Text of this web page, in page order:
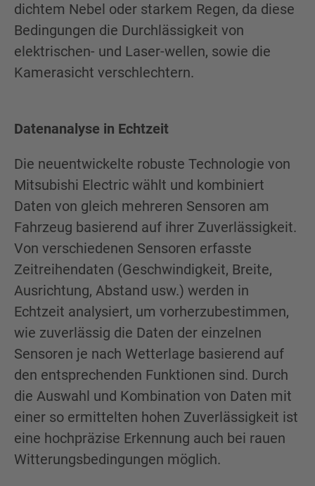
dichtem Nebel oder starkem Regen, da diese
Bedingungen die Durchlässigkeit von
elektrischen- und Laser-wellen, sowie die
Kamerasicht verschlechtern.
Datenanalyse in Echtzeit
Die neuentwickelte robuste Technologie von
Mitsubishi Electric wählt und kombiniert
Daten von gleich mehreren Sensoren am
Fahrzeug basierend auf ihrer Zuverlässigkeit.
Von verschiedenen Sensoren erfasste
Zeitreihendaten (Geschwindigkeit, Breite,
Ausrichtung, Abstand usw.) werden in
Echtzeit analysiert, um vorherzubestimmen,
wie zuverlässig die Daten der einzelnen
Sensoren je nach Wetterlage basierend auf
den entsprechenden Funktionen sind. Durch
die Auswahl und Kombination von Daten mit
einer so ermittelten hohen Zuverlässigkeit ist
eine hochpräzise Erkennung auch bei rauen
Witterungsbedingungen möglich.